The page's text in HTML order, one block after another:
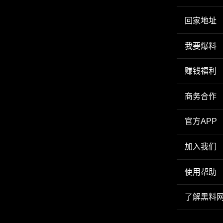
回家地址
我要爆料
赚钱福利
商务合作
官方APP
加入我们
使用帮助
了解黑料